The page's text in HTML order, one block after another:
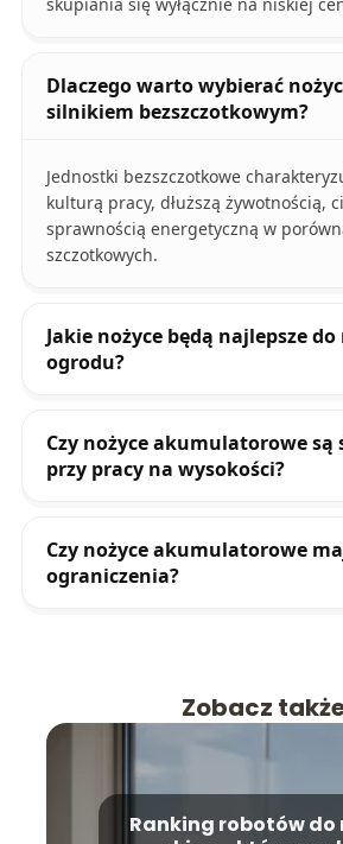
Dlaczego warto wybierać
silnikiem bezszczotkowym?
Jednostki bezszczotkowe
kulturą pracy, dłuższą żywotnością,
sprawnością energetyczną w
szczotkowych.
Jakie nożyce będą najlepsze do
ogrodu?
Czy nożyce akumulatorowe są
przy pracy na wysokości?
Czy nożyce akumulatorowe
ograniczenia?
Zobacz
Ranking robotów do